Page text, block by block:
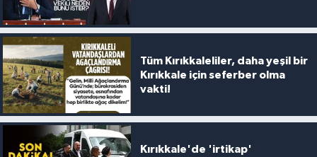
Tüm Kırıkkaleliler, daha yeşil bir
Kırıkkale için seferber olma
vakti!
Kırıkkale'de 'irtikap'